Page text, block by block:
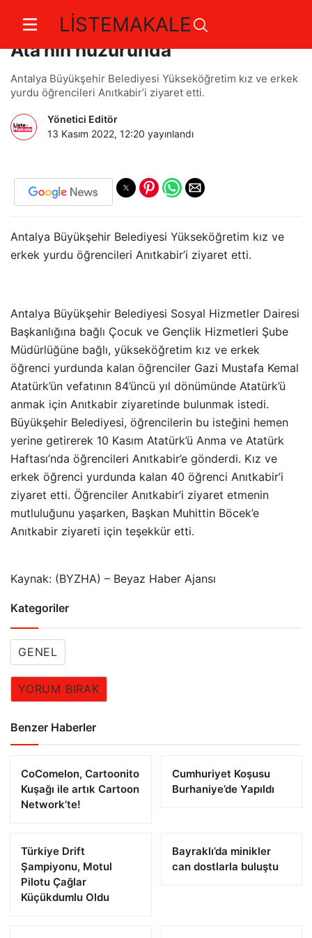
LİSTEMAKALE
Antalya Büyükşehirli öğrenciler
Ata’nın huzurunda
Antalya Büyükşehir Belediyesi Yükseköğretim kız ve erkek
yurdu öğrencileri Anıtkabir’i ziyaret etti.
Yönetici Editör
13 Kasım 2022, 12:20 yayınlandı
Antalya Büyükşehir Belediyesi Yükseköğretim kız ve
erkek yurdu öğrencileri Anıtkabir’i ziyaret etti.
Antalya Büyükşehir Belediyesi Sosyal Hizmetler Dairesi
Başkanlığına bağlı Çocuk ve Gençlik Hizmetleri Şube
Müdürlüğüne bağlı, yükseköğretim kız ve erkek
öğrenci yurdunda kalan öğrenciler Gazi Mustafa Kemal
Atatürk’ün vefatının 84’üncü yıl dönümünde Atatürk’ü
anmak için Anıtkabir ziyaretinde bulunmak istedi.
Büyükşehir Belediyesi, öğrencilerin bu isteğini hemen
yerine getirerek 10 Kasım Atatürk’ü Anma ve Atatürk
Haftası’nda öğrencileri Anıtkabir’e gönderdi. Kız ve
erkek öğrenci yurdunda kalan 40 öğrenci Anıtkabir’i
ziyaret etti. Öğrenciler Anıtkabir’i ziyaret etmenin
mutluluğunu yaşarken, Başkan Muhittin Böcek’e
Anıtkabir ziyareti için teşekkür etti.
Kaynak: (BYZHA) – Beyaz Haber Ajansı
Kategoriler
GENEL
YORUM BIRAK
Benzer Haberler
CoComelon, Cartoonito
Kuşağı ile artık Cartoon
Network’te!
Cumhuriyet Koşusu
Burhaniye’de Yapıldı
Türkiye Drift
Şampiyonu, Motul
Pilotu Çağlar
Küçükdumlu Oldu
Bayraklı’da minikler
can dostlarla buluştu